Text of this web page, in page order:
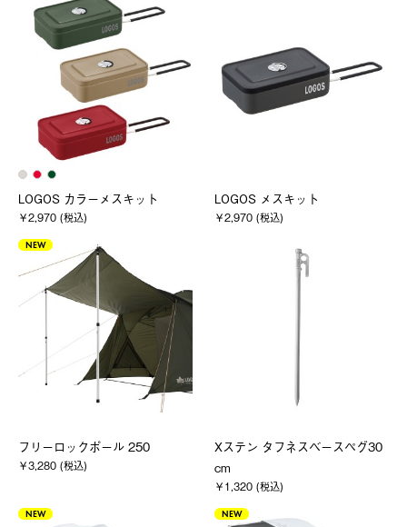
LOGOS カラーメスキット
￥2,970 (税込)
LOGOS メスキット
￥2,970 (税込)
NEW
フリーロックポール 250
￥3,280 (税込)
Xステン タフネスベースペグ30
cm
￥1,320 (税込)
NEW NEW